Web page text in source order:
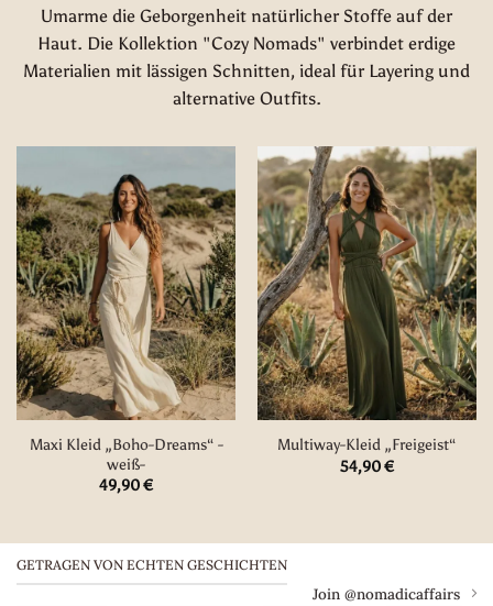
Umarme die Geborgenheit natürlicher Stoffe auf der
Haut. Die Kollektion "Cozy Nomads" verbindet erdige
Materialien mit lässigen Schnitten, ideal für Layering und
alternative Outfits.
Maxi Kleid „Boho-Dreams“ -
weiß-
49,90€
Multiway-Kleid „Freigeist“
54,90€
GETRAGEN VON ECHTEN GESCHICHTEN
Join @nomadicaffairs